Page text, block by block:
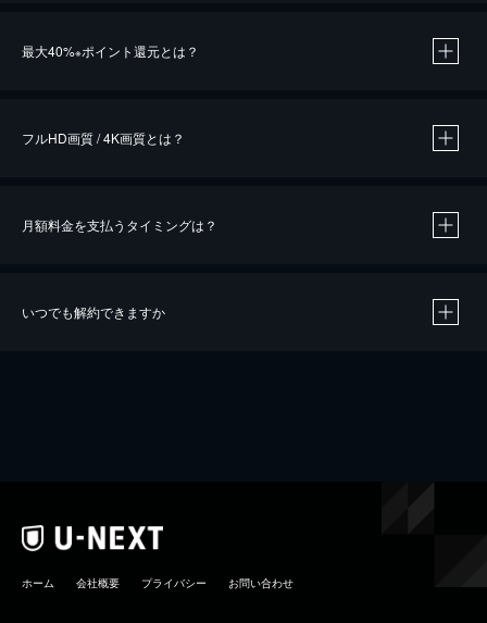
最大40%※ポイント還元とは？
※40％ポイント還元の対象は、クレジットカード決済による作品の購入 / レンタルです。
フルHD画質 / 4K画質とは？
月額料金を支払うタイミングは？
いつでも解約できますか
ホーム 会社概要 プライバシー お問い合わせ